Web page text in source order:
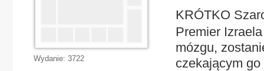
KRÓTKO
Premier
mózgu,
czekającym
Wydanie: 3722